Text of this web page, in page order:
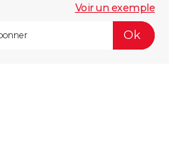
Voir un exemple